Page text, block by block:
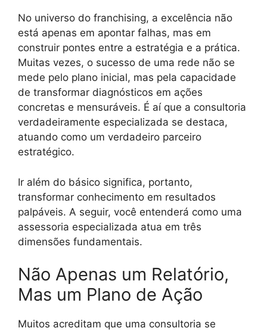
No universo do franchising, a excelência não
está apenas em apontar falhas, mas em
construir pontes entre a estratégia e a prática.
Muitas vezes, o sucesso de uma rede não se
mede pelo plano inicial, mas pela capacidade
de transformar diagnósticos em ações
concretas e mensuráveis. É aí que a consultoria
verdadeiramente especializada se destaca,
atuando como um verdadeiro parceiro
estratégico.
Ir além do básico significa, portanto,
transformar conhecimento em resultados
palpáveis. A seguir, você entenderá como uma
assessoria especializada atua em três
dimensões fundamentais.
Não Apenas um Relatório,
Mas um Plano de Ação
Muitos acreditam que uma consultoria se